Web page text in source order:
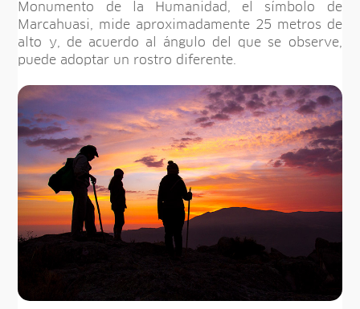
Monumento de la Humanidad, el símbolo de
Marcahuasi, mide aproximadamente 25 metros de
alto y, de acuerdo al ángulo del que se observe,
puede adoptar un rostro diferente.